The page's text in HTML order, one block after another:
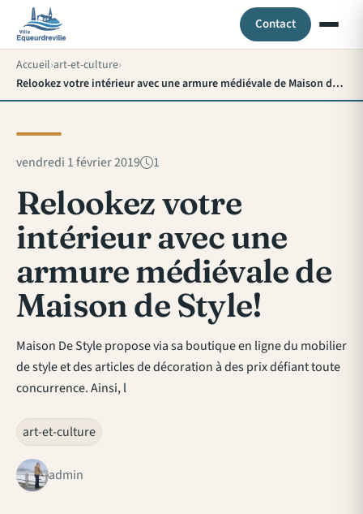
Contact
Accueil art-et-culture
Relookez votre intérieur avec une armure médiévale de Maison de Style!
vendredi 1 février 2019 1
Relookez votre
intérieur avec une
armure médiévale de
Maison de Style!
Maison De Style propose via sa boutique en ligne du mobilier
de style et des articles de décoration à des prix défiant toute
concurrence. Ainsi, l
art-et-culture
admin